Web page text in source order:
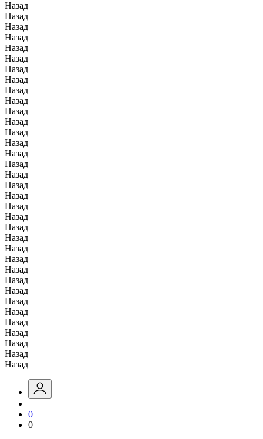
Назад
Назад
Назад
Назад
Назад
Назад
Назад
Назад
Назад
Назад
Назад
Назад
Назад
Назад
Назад
Назад
Назад
Назад
Назад
Назад
Назад
Назад
Назад
Назад
Назад
Назад
Назад
Назад
Назад
Назад
Назад
Назад
Назад
Назад
Назад
0
0